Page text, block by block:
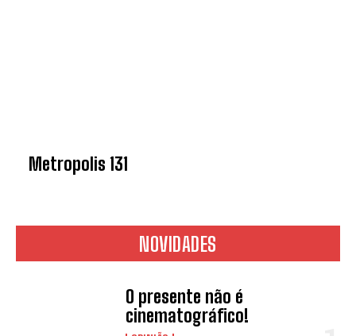
Metropolis 131
NOVIDADES
O presente não é
cinematográfico!